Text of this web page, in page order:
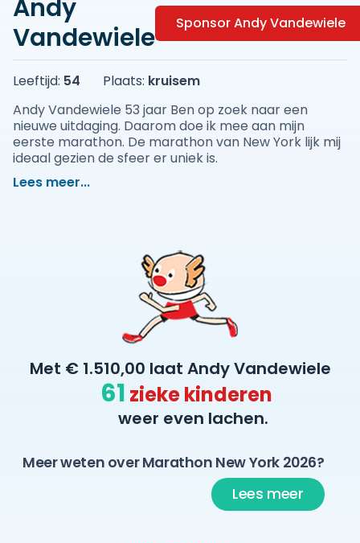
Andy
Vandewiele
Sponsor Andy Vandewiele
Leeftijd: 54 Plaats: kruisem
Andy Vandewiele 53 jaar Ben op zoek naar een
nieuwe uitdaging. Daarom doe ik mee aan mijn
eerste marathon. De marathon van New York lijk mij
ideaal gezien de sfeer er uniek is.
Lees meer...
Met € 1.510,00 laat Andy Vandewiele
61 zieke kinderen
weer even lachen.
Meer weten over Marathon New York 2026?
Lees meer